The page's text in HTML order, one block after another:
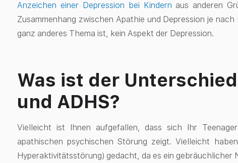
Anzeichen einer Depression bei Kindern aus anderen
Zusammenhang zwischen Apathie und Depression je
ganz anderes Thema ist, kein Aspekt der Depression.
Was ist der
und ADHS?
Vielleicht ist Ihnen aufgefallen, dass sich Ihr
apathischen psychischen Störung zeigt. Vielleicht
Hyperaktivitätsstörung) gedacht, da es ein gebräuchlicher